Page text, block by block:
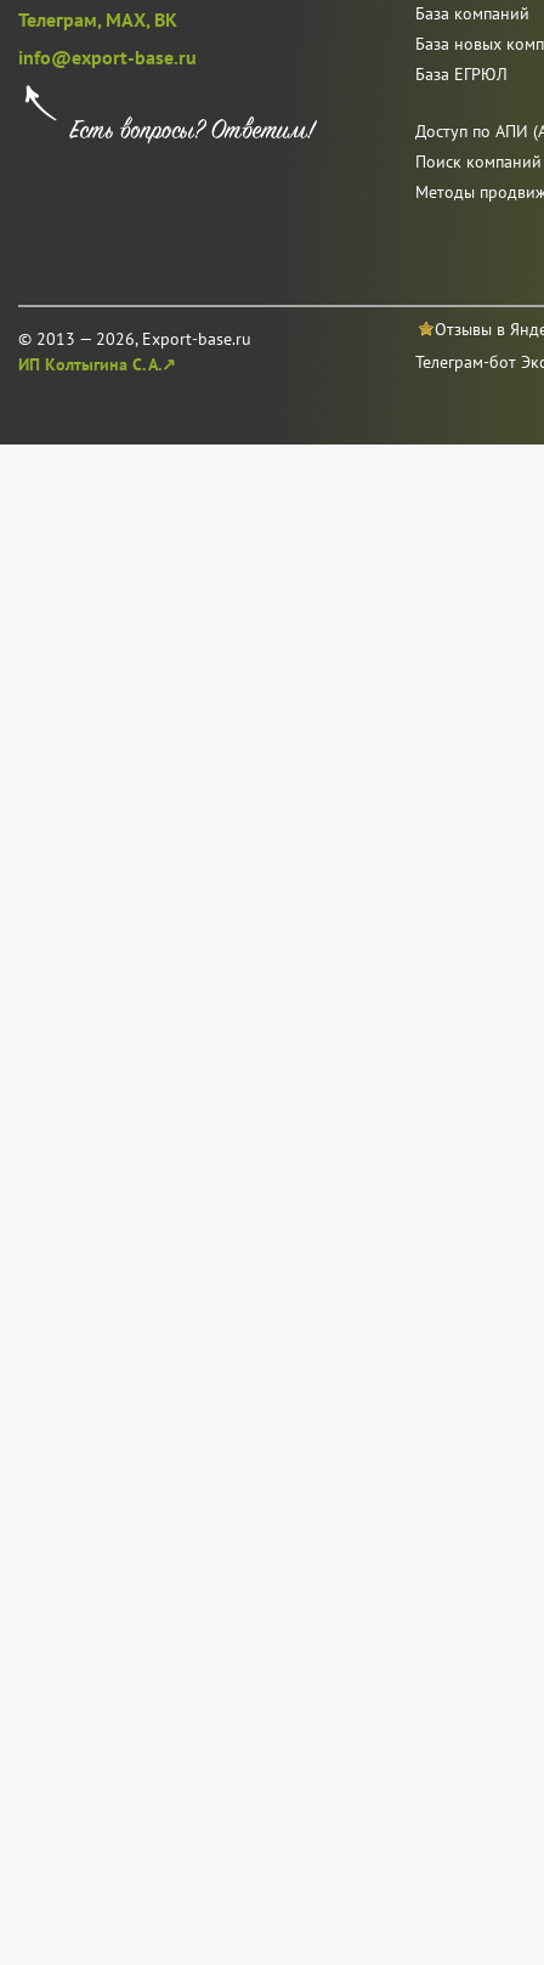
Телеграм, MAX, ВК
info@export-base.ru
© 2013 — 2026, Export-base.ru
ИП Колтыгина С. А.↗
База компаний
База новых
База ЕГРЮЛ
Доступ по АПИ
Поиск
Методы
Отзывы в
Телеграм-бот